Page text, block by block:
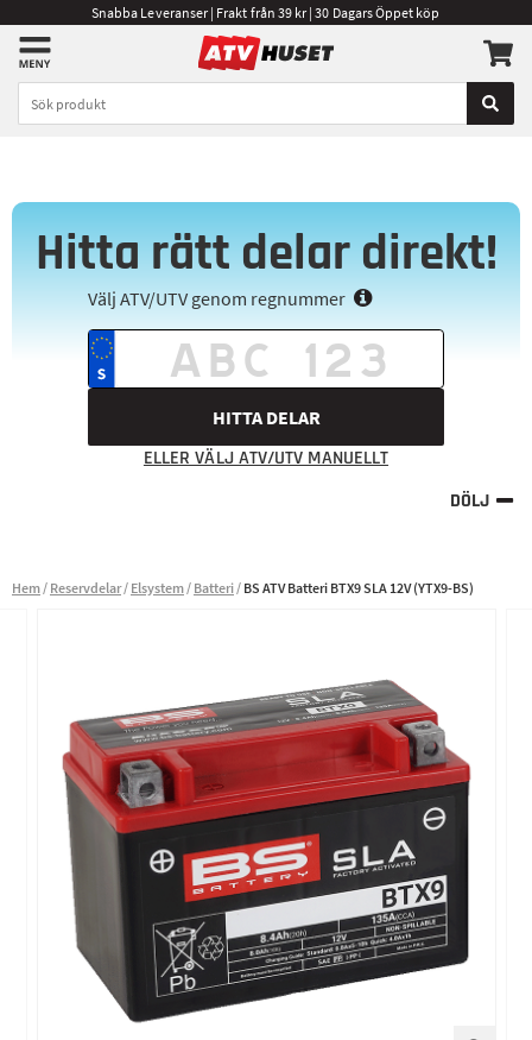
Snabba Leveranser | Frakt från 39 kr | 30 Dagars Öppet köp
Hitta rätt delar direkt!
Välj ATV/UTV genom regnummer
HITTA DELAR
ELLER VÄLJ ATV/UTV MANUELLT
DÖLJ
Hem Reservdelar Elsystem Batteri BS ATV Batteri BTX9 SLA 12V (YTX9-BS)